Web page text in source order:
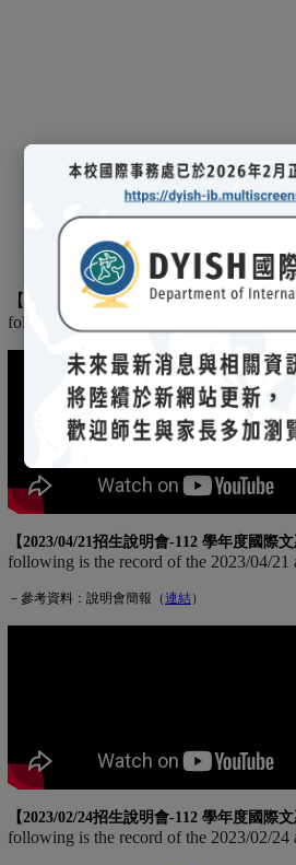
(另開新視窗)
【 2025/03/08招生說明會-114 學年度國際
following is the record of the 2025/03/08
【2023/04/21招生說明會-112 學年度國際
following is the record of the 2023/04/21
－參考資料：說明會簡報（連結(另開新視窗)
）
【2023/02/24招生說明會-112 學年度國際
following is the record of the 2023/02/24